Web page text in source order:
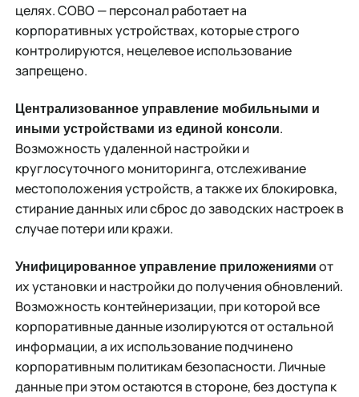
целях. COBO — персонал работает на
корпоративных устройствах, которые строго
контролируются, нецелевое использование
запрещено.
Централизованное управление мобильными и
иными устройствами из единой консоли.
Возможность удаленной настройки и
круглосуточного мониторинга, отслеживание
местоположения устройств, а также их блокировка,
стирание данных или сброс до заводских настроек в
случае потери или кражи.
Унифицированное управление приложениями от
их установки и настройки до получения обновлений.
Возможность контейнеризации, при которой все
корпоративные данные изолируются от остальной
информации, а их использование подчинено
корпоративным политикам безопасности. Личные
данные при этом остаются в стороне, без доступа к